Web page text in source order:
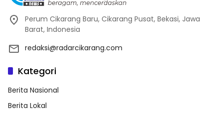
Perum Cikarang Baru, Cikarang Pusat, Bekasi, Jawa
Barat, Indonesia
redaksi@radarcikarang.com
Kategori
Berita Nasional
Berita Lokal